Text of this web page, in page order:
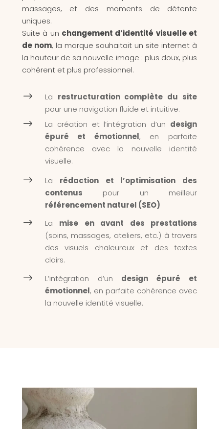
massages, et des moments de détente
uniques.
Suite à un changement d’identité visuelle et
de nom, la marque souhaitait un site internet à
la hauteur de sa nouvelle image : plus doux, plus
cohérent et plus professionnel.
$ La restructuration complète du site
pour une navigation fluide et intuitive.
$ La création et l’intégration d’un design
épuré et émotionnel, en parfaite
cohérence avec la nouvelle identité
visuelle.
$ La rédaction et l’optimisation des
contenus pour un meilleur
référencement naturel (SEO)
$ La mise en avant des prestations
(soins, massages, ateliers, etc.) à travers
des visuels chaleureux et des textes
clairs.
$ L’intégration d’un design épuré et
émotionnel, en parfaite cohérence avec
la nouvelle identité visuelle.